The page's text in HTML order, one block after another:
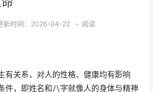
新时间：2026-04-22 • 阅读
有关系，对人的性格、健康均有影响
件，即姓名和八字就像人的身体与精神